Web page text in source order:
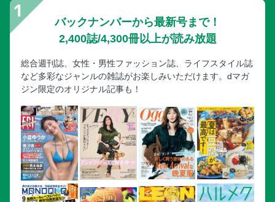
ズームアップクイズ／編集後記／編集室日誌
バックナンバーから最新号まで！
2,400誌/4,300冊以上が読み放題
総合週刊誌、女性・男性ファッション誌、ライフスタイル誌
など多彩なジャンルの雑誌がお楽しみいただけます。dマガ
ジン限定のオリジナル記事も！